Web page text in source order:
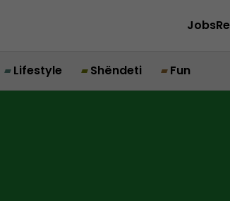
Jobs
Lifestyle Shëndeti Fun